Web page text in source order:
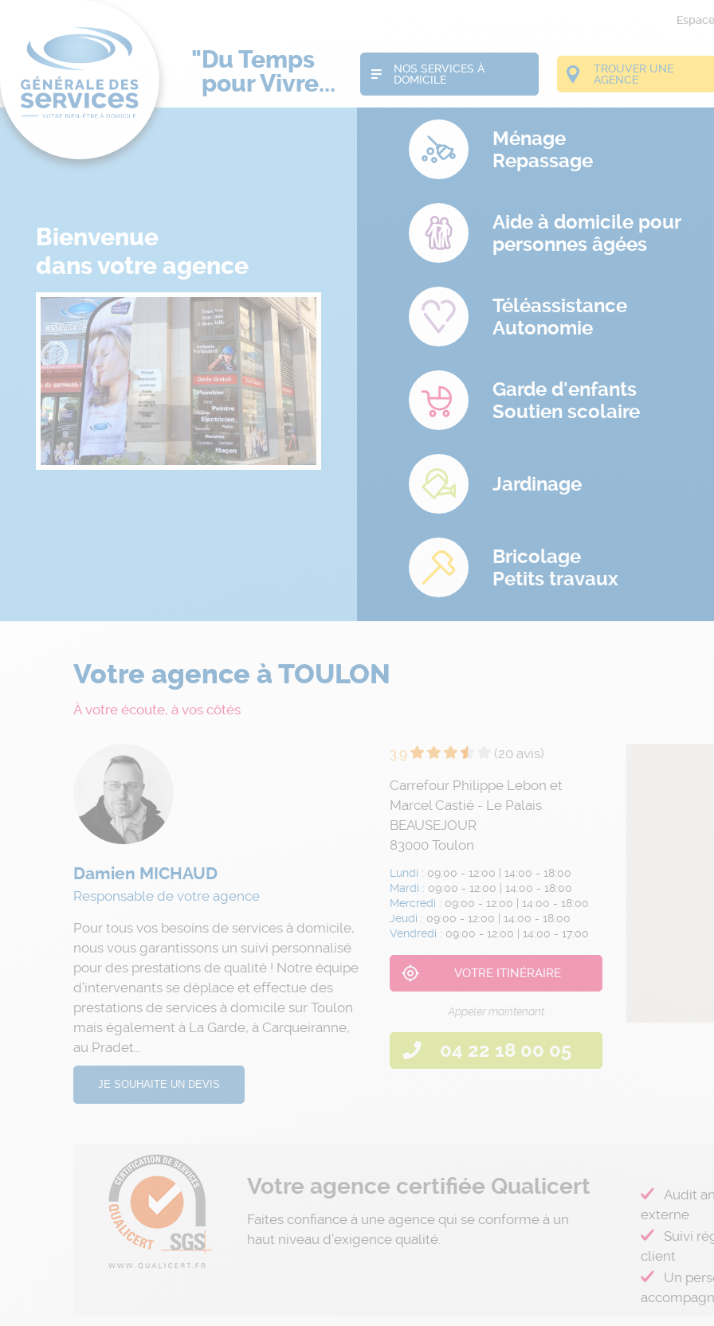
Du Temps
pour Vivre...
NOS SERVICES À
DOMICILE
TROUVER UNE
AGENCE
Bienvenue
dans votre agence
Ménage
Repassage
Aide à domicile pour
personnes âgées
Téléassistance
Autonomie
Garde d'enfants
Soutien scolaire
Jardinage
Bricolage
Petits travaux
Votre agence à TOULON
À votre écoute, à vos côtés
Damien MICHAUD
Responsable de votre agence
Pour tous vos besoins de services à domicile,
nous vous garantissons un suivi personnalisé
pour des prestations de qualité ! Notre équipe
d’intervenants se déplace et effectue des
prestations de services à domicile sur Toulon
mais également à La Garde, à Carqueiranne,
au Pradet…
JE SOUHAITE UN DEVIS
3.9
(20 avis)
Carrefour Philippe Lebon et
Marcel Castié - Le Palais
BEAUSEJOUR
83000 Toulon
Lundi : 09:00 - 12:00 | 14:00 - 18:00
Mardi : 09:00 - 12:00 | 14:00 - 18:00
Mercredi : 09:00 - 12:00 | 14:00 - 18:00
Jeudi : 09:00 - 12:00 | 14:00 - 18:00
Vendredi : 09:00 - 12:00 | 14:00 - 17:00
VOTRE ITINÉRAIRE
Appeler maintenant
04 22 18 00 05
Votre agence certifiée Qualicert
Faites confiance à une agence qui se conforme à un
haut niveau d’exigence qualité.
Audit
externe
Suivi
client
Un